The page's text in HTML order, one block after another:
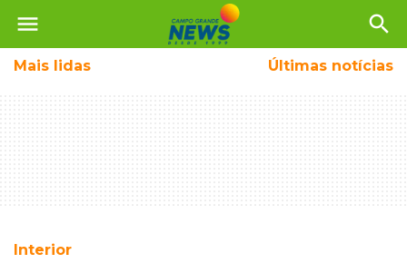
menu search
Mais lidas Últimas notícias
Interior